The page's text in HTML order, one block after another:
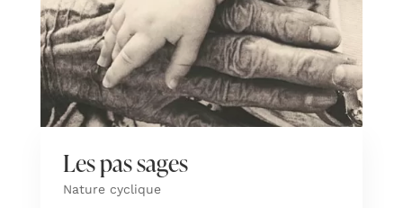
Les pas sages
Nature cyclique